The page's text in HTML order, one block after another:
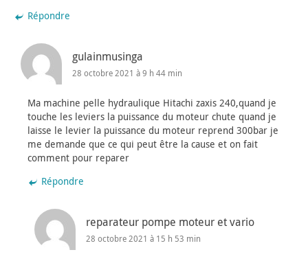
Répondre
gulainmusinga
28 octobre 2021 à 9 h 44 min
Ma machine pelle hydraulique Hitachi zaxis 240,quand je
touche les leviers la puissance du moteur chute quand je
laisse le levier la puissance du moteur reprend 300bar je
me demande que ce qui peut être la cause et on fait
comment pour reparer
Répondre
reparateur pompe moteur et vario
28 octobre 2021 à 15 h 53 min